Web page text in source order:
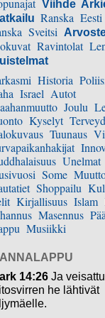
Viihde
Ranska Eesti
Sveitsi
Ravintolat
Historia
Israel Autot
Joulu
Kyselyt
Tuunaus
Unelmat
Some
Shoppailu
Kirjallisuus Islam
Masennus
Musiikki
14:26 Ja
he lähtivät